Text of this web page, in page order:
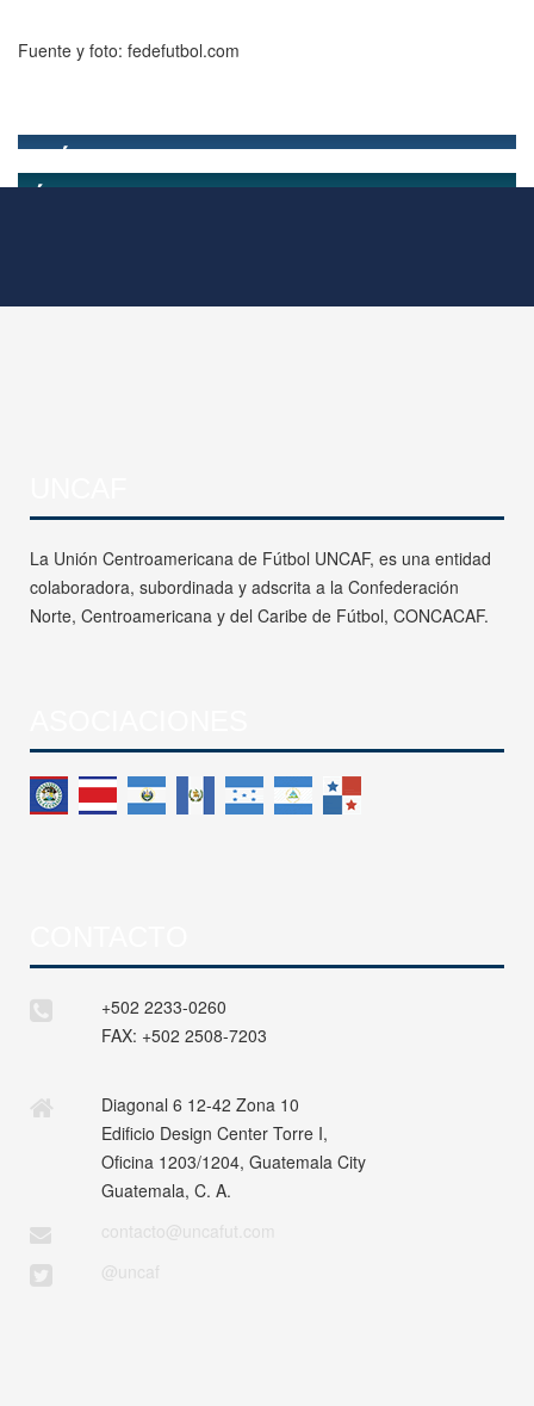
Fuente y foto: fedefutbol.com
La Unión Centroamericana de Fútbol UNCAF, es una entidad
colaboradora, subordinada y adscrita a la Confederación
Norte, Centroamericana y del Caribe de Fútbol, CONCACAF.
+502 2233-0260
FAX: +502 2508-7203
Diagonal 6 12-42 Zona 10
Edificio Design Center Torre I,
Oficina 1203/1204, Guatemala City
Guatemala, C. A.
contacto@uncafut.com
@uncaf